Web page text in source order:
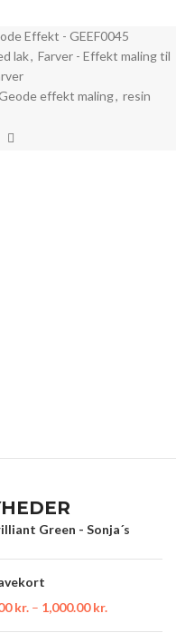
Effekt - GEEF0045
lak, Farver - Effekt maling til
effekt maling, resin
Green - Sonja´s
kr. – 1,000.00kr.